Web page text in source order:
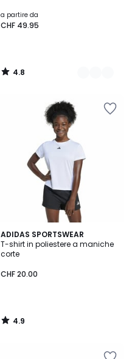
a partire da
CHF 49.95
4.8
/
ADIDAS SPORTSWEAR
T-shirt in poliestere a maniche
corte
CHF 20.00
4.9
/ 5
4.9
/